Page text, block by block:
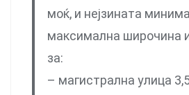
моќ, и нејзината
максимална широчина
за:
– магистрална улица